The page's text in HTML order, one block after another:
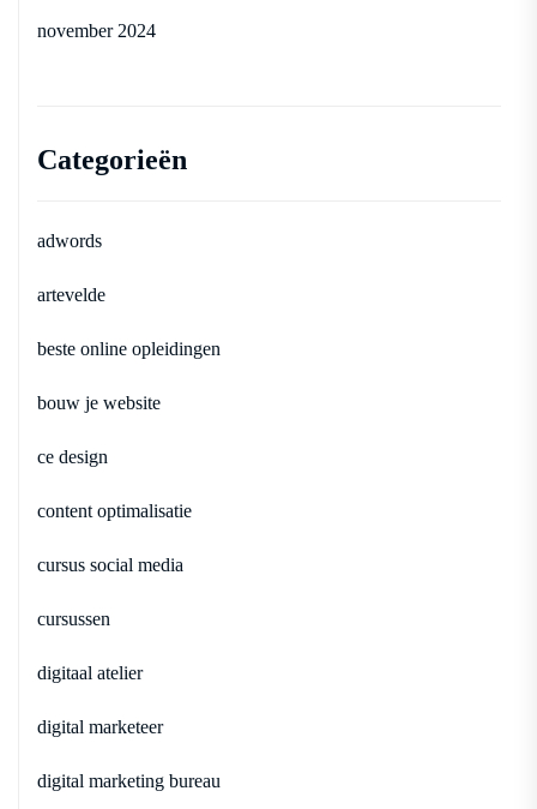
november 2024
Categorieën
adwords
artevelde
beste online opleidingen
bouw je website
ce design
content optimalisatie
cursus social media
cursussen
digitaal atelier
digital marketeer
digital marketing bureau